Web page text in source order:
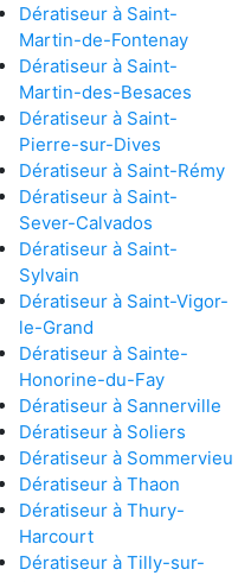
Dératiseur à Saint-
Martin-de-Fontenay
Dératiseur à Saint-
Martin-des-Besaces
Dératiseur à Saint-
Pierre-sur-Dives
Dératiseur à Saint-Rémy
Dératiseur à Saint-
Sever-Calvados
Dératiseur à Saint-
Sylvain
Dératiseur à Saint-Vigor-
le-Grand
Dératiseur à Sainte-
Honorine-du-Fay
Dératiseur à Sannerville
Dératiseur à Soliers
Dératiseur à Sommervieu
Dératiseur à Thaon
Dératiseur à Thury-
Harcourt
Dératiseur à Tilly-sur-